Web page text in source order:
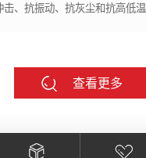
击、抗振动、抗灰尘和抗高低温
查看更多